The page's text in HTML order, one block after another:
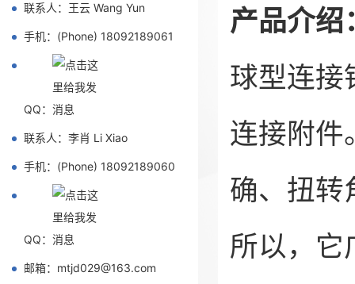
联系人：王云 Wang Yun
手机：(Phone) 18092189061
QQ：
联系人：李肖 Li Xiao
手机：(Phone) 18092189060
QQ：
邮箱：mtjd029@163.com
产品介绍
球型连接
连接附件
确、扭转
所以，它